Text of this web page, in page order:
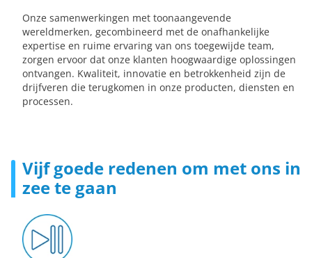
Onze samenwerkingen met toonaangevende
wereldmerken, gecombineerd met de onafhankelijke
expertise en ruime ervaring van ons toegewijde team,
zorgen ervoor dat onze klanten hoogwaardige oplossingen
ontvangen. Kwaliteit, innovatie en betrokkenheid zijn de
drijfveren die terugkomen in onze producten, diensten en
processen.
Vijf goede redenen om met ons in
zee te gaan